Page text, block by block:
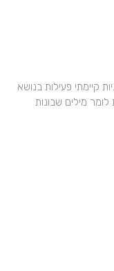
קיימתי פעילות בנושא
לומר מילים שבונות